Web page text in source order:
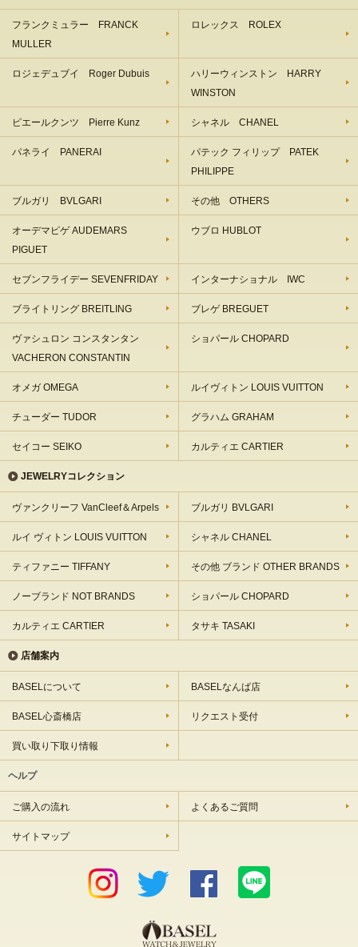
フランクミュラー FRANCK
MULLER
ロレックス ROLEX
ロジェデュブイ Roger Dubuis
ハリーウィンストン HARRY
WINSTON
ピエールクンツ Pierre Kunz シャネル CHANEL
パネライ PANERAI
パテック フィリップ PATEK
PHILIPPE
ブルガリ BVLGARI その他 OTHERS
オーデマピゲ AUDEMARS
PIGUET
ウブロ HUBLOT
セブンフライデー SEVENFRIDAY インターナショナル IWC
ブライトリング BREITLING ブレゲ BREGUET
ヴァシュロン コンスタンタン
VACHERON CONSTANTIN
ショパール CHOPARD
オメガ OMEGA ルイヴィトン LOUIS VUITTON
チューダー TUDOR グラハム GRAHAM
セイコー SEIKO カルティエ CARTIER
JEWELRYコレクション
ヴァンクリーフ VanCleef＆Arpels ブルガリ BVLGARI
ルイ ヴィトン LOUIS VUITTON シャネル CHANEL
ティファニー TIFFANY その他 ブランド OTHER BRANDS
ノーブランド NOT BRANDS ショパール CHOPARD
カルティエ CARTIER タサキ TASAKI
店舗案内
BASELについて BASELなんば店
BASEL心斎橋店 リクエスト受付
買い取り下取り情報
ヘルプ
ご購入の流れ よくあるご質問
サイトマップ